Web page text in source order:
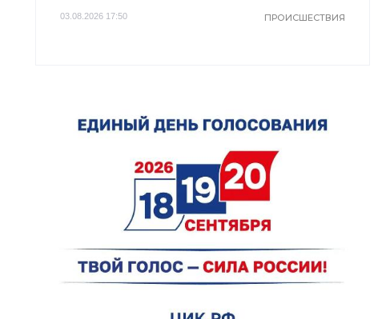
03.08.2026 17:50 ПРОИСШЕСТВИЯ